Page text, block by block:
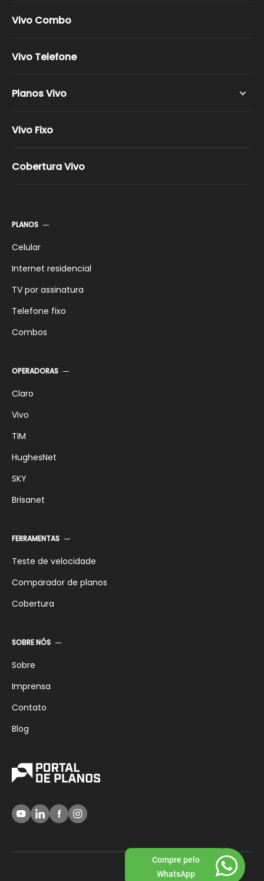
Vivo TV Ultra HD
Vivo TV Full HD
Vivo Combo
Vivo Telefone
Planos Vivo
Vivo Pós-pago
Vivo Família
Vivo Fixo
Cobertura Vivo
PLANOS
Celular
Internet residencial
TV por assinatura
Telefone fixo
Combos
OPERADORAS
Claro
Vivo
TIM
HughesNet
SKY
Brisanet
FERRAMENTAS
Teste de velocidade
Comparador de planos
Cobertura
SOBRE NÓS
Sobre
Imprensa
Contato
Blog
Compre pelo
WhatsApp